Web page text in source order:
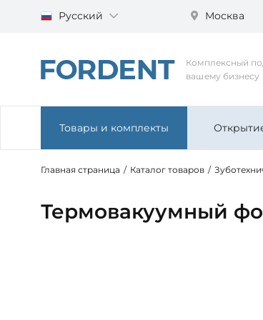
Русский Москва
Комплексный
вашему бизнесу
Товары и комплекты
Главная страница / Каталог товаров /
Термовакуумный